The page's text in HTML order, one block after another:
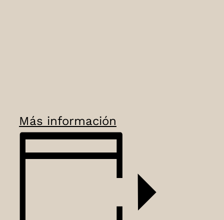
Más información